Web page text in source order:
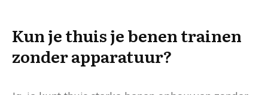
Kun je thuis je benen trainen
zonder apparatuur?